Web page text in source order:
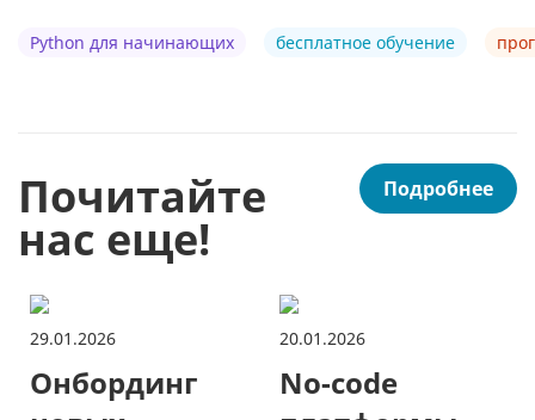
Python для начинающих бесплатное обучение
Почитайте
нас еще!
Подробнее
29.01.2026
Онбординг
20.01.2026
No-code